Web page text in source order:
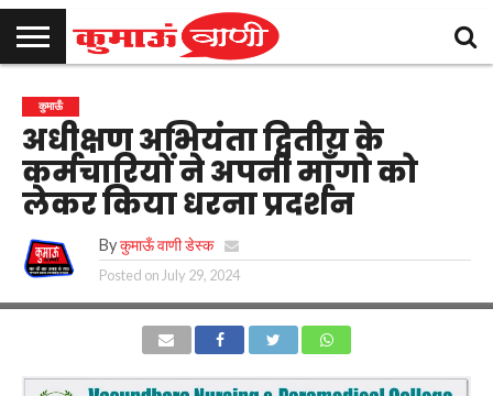
उत्तराखण्ड
राजनीति
मनोरंजन
क्राइम
खेल
समाचार
शिक्षा
स्वास्थ्य
धर्म-
संस्कृति
चुनाव
विज्ञापन
संपर्क
करें
कुमाऊँ
अधीक्षण अभियंता द्वितीय के
कर्मचारियों ने अपनी माँगो को
लेकर किया धरना प्रदर्शन
By कुमाऊँ वाणी डेस्क
Posted on July 29, 2024